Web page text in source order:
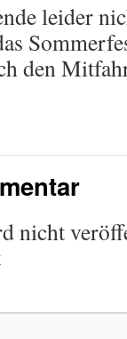
leider
den
nicht